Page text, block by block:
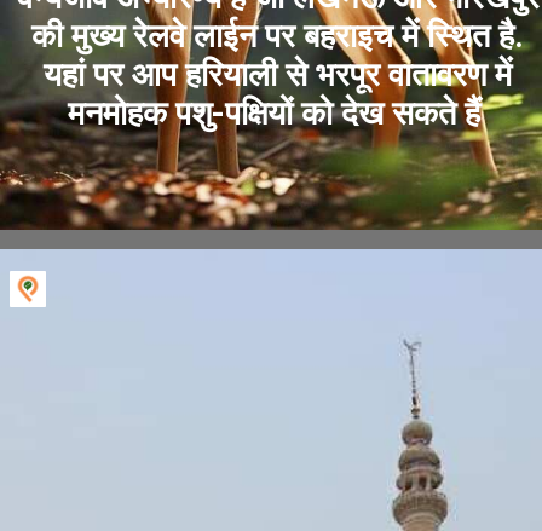
की मुख्य रेलवे लाईन पर बहराइच में स्थित है.
यहां पर आप हरियाली से भरपूर वातावरण में
मनमोहक पशु-पक्षियों को देख सकते हैं